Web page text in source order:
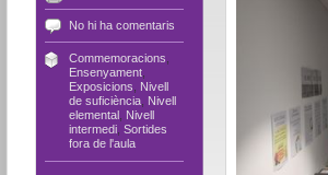
No hi ha comentaris
Commemoracions
Ensenyament,
Exposicions
Nivell
de suficiència, Nivell
elemental
Nivell
intermedi, Sortides
fora de l'aula